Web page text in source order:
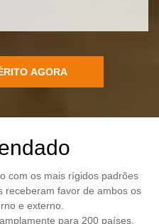
AGORA
com os mais rígidos padrões
receberam favor de ambos os
e externo.
para 200 países.